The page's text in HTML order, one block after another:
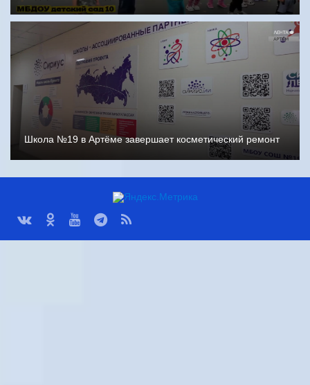
Школа №19 в Артёме завершает косметический ремонт